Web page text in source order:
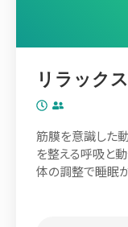
リラック
筋膜を意識した
を整える呼吸と
体の調整で睡眠